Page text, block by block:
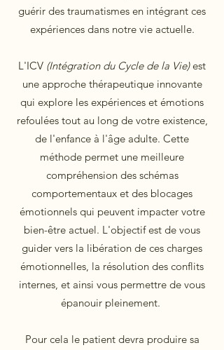
guérir des traumatismes en intégrant ces
expériences dans notre vie actuelle.
L'ICV (Intégration du Cycle de la Vie)est
une approche thérapeutique innovante
qui explore les expériences et émotions
refoulées tout au long de votre existence,
de l'enfance à l'âge adulte. Cette
méthode permet une meilleure
compréhension des schémas
comportementaux et des blocages
émotionnels qui peuvent impacter votre
bien-être actuel. L'objectif est de vous
guider vers la libération de ces charges
émotionnelles, la résolution des conflits
internes, et ainsi vous permettre de vous
épanouir pleinement.
Pour cela le patient devra produire sa